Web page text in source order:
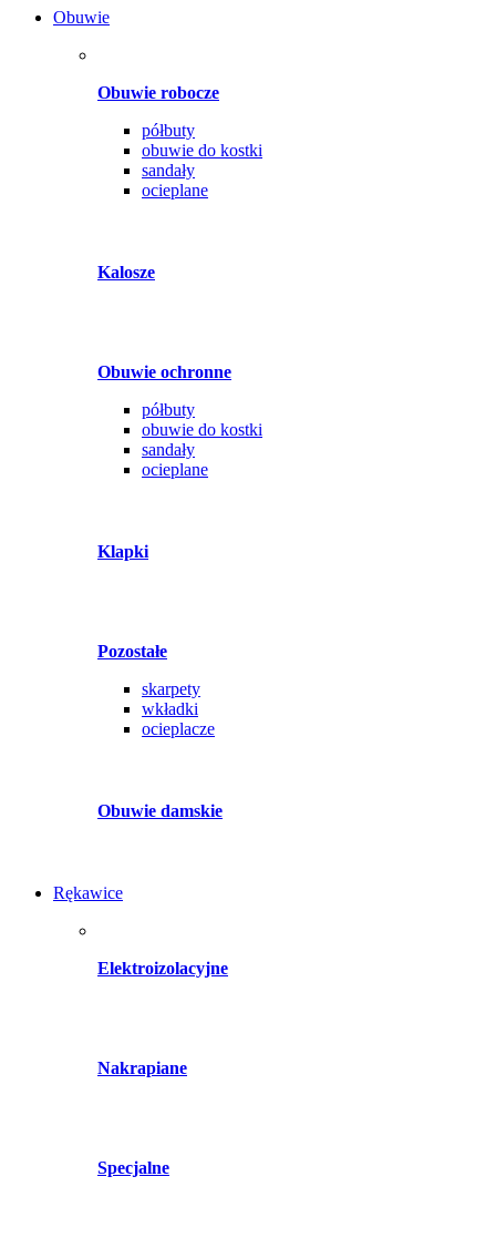
Obuwie
Obuwie robocze
półbuty
obuwie do kostki
sandały
ocieplane
Kalosze
Obuwie ochronne
półbuty
obuwie do kostki
sandały
ocieplane
Klapki
Pozostałe
skarpety
wkładki
ocieplacze
Obuwie damskie
Rękawice
Elektroizolacyjne
Nakrapiane
Specjalne